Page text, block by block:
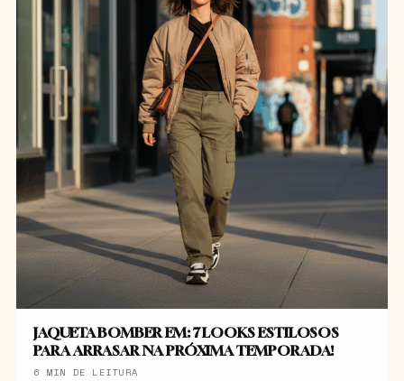
JAQUETA BOMBER EM: 7 LOOKS ESTILOSOS
PARA ARRASAR NA PRÓXIMA TEMPORADA!
6 MIN DE LEITURA